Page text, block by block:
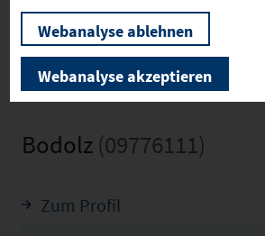
Bodolz (09776111)
Zum Profil
Webanalyse ablehnen
Webanalyse akzeptieren